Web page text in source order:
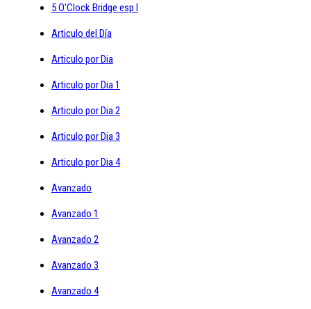
5 O'Clock Bridge esp I
Articulo del Día
Articulo por Dia
Articulo por Dia 1
Articulo por Dia 2
Articulo por Dia 3
Articulo por Dia 4
Avanzado
Avanzado 1
Avanzado 2
Avanzado 3
Avanzado 4